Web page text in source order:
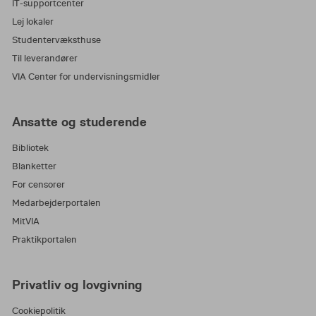
IT-supportcenter
Lej lokaler
Studentervæksthuse
Til leverandører
VIA Center for undervisningsmidler
Ansatte og studerende
Bibliotek
Blanketter
For censorer
Medarbejderportalen
MitVIA
Praktikportalen
Privatliv og lovgivning
Cookiepolitik